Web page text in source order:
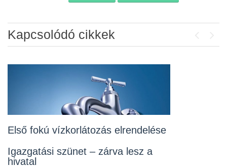
Kapcsolódó cikkek
Első fokú vízkorlátozás elrendelése
Igazgatási szünet – zárva lesz a
hivatal
Álláspályázat – konyhai kisegítő
Lakossági fórum az Erzsébet téri
2026-07-10
Rendelet kihirdetése
2026-07-10